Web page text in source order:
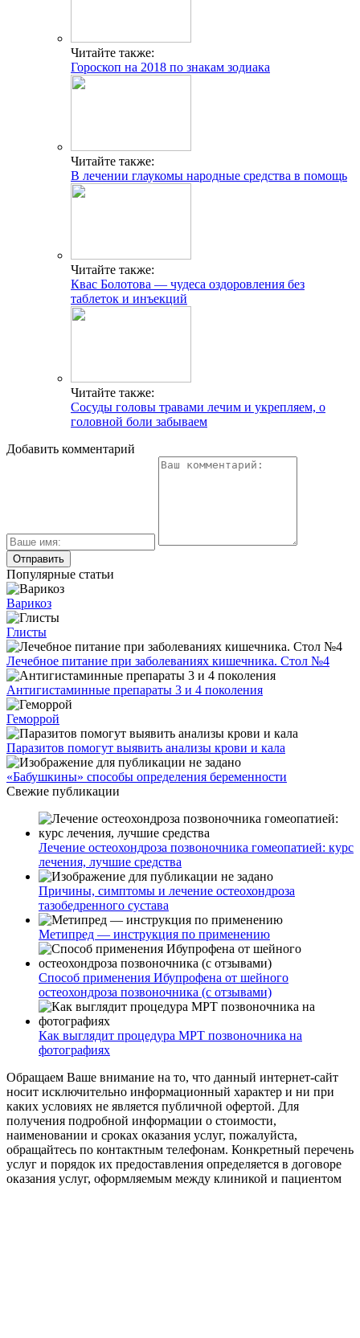
Читайте также:
Гороскоп на 2018 по знакам зодиака
Читайте также:
В лечении глаукомы народные средства в помощь
Читайте также:
Квас Болотова — чудеса оздоровления без
таблеток и инъекций
Читайте также:
Сосуды головы травами лечим и укрепляем, о
головной боли забываем
Добавить комментарий
Популярные статьи
Варикоз
Глисты
Лечебное питание при заболеваниях кишечника. Стол №4
Антигистаминные препараты 3 и 4 поколения
Геморрой
Паразитов помогут выявить анализы крови и кала
«Бабушкины» способы определения беременности
Свежие публикации
Лечение остеохондроза позвоночника гомеопатией: курс
лечения, лучшие средства
Причины, симптомы и лечение остеохондроза
тазобедренного сустава
Метипред — инструкция по применению
Способ применения Ибупрофена от шейного
остеохондроза позвоночника (с отзывами)
Как выглядит процедура МРТ позвоночника на
фотографиях
Обращаем Ваше внимание на то, что данный интернет-сайт
носит исключительно информационный характер и ни при
каких условиях не является публичной офертой. Для
получения подробной информации о стоимости,
наименовании и сроках оказания услуг, пожалуйста,
обращайтесь по контактным телефонам. Конкретный перечень
услуг и порядок их предоставления определяется в договоре
оказания услуг, оформляемым между клиникой и пациентом